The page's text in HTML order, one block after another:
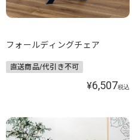
フォールディングチェア
直送商品/代引き不可
¥6,507税込